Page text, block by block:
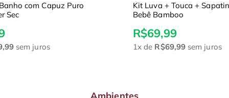
+ Touca + Sapatinho Laço
R$69,99sem juros
Kit Babita +
Laço Bebê Bamboo
R$99,99
2xdeR$50,00sem